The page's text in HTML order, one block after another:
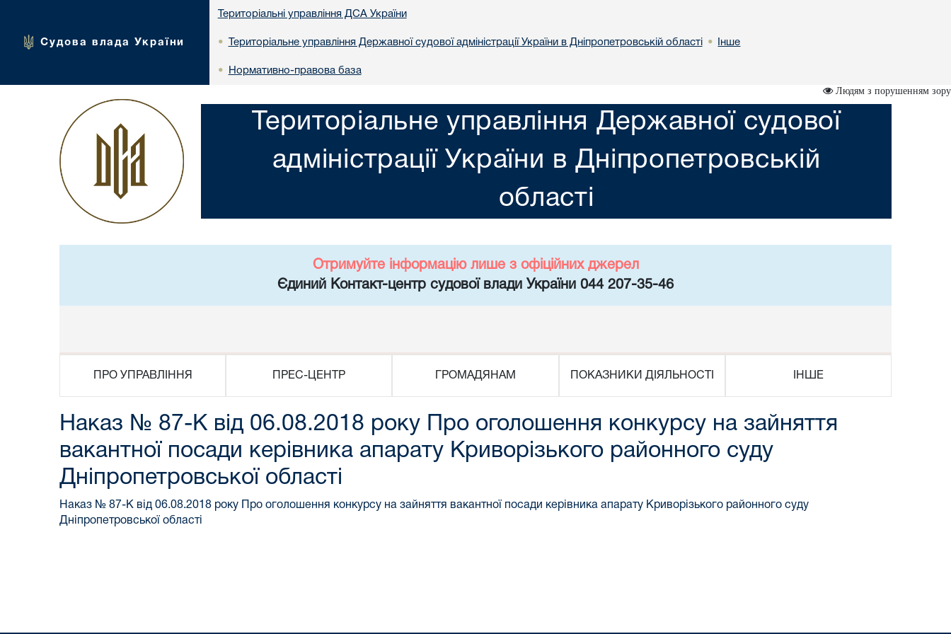
Судова влада України
Територіальні управління ДСА України
• Територіальне управління Державної судової адміністрації України в Днiпропетровській областi • Інше
• Нормативно-правова база
Людям з порушенням зору
Територіальне управління Державної судової
адміністрації України в Днiпропетровській
областi
Отримуйте інформацію лише з офіційних джерел
Єдиний Контакт-центр судової влади України 044 207-35-46
ПРО УПРАВЛІННЯ ПРЕС-ЦЕНТР ГРОМАДЯНАМ ПОКАЗНИКИ ДІЯЛЬНОСТІ ІНШЕ
Наказ № 87-К від 06.08.2018 року Про оголошення конкурсу на зайняття
вакантної посади керівника апарату Криворізького районного суду
Дніпропетровської області
Наказ № 87-К від 06.08.2018 року Про оголошення конкурсу на зайняття вакантної посади керівника апарату Криворізького районного суду
Дніпропетровської області